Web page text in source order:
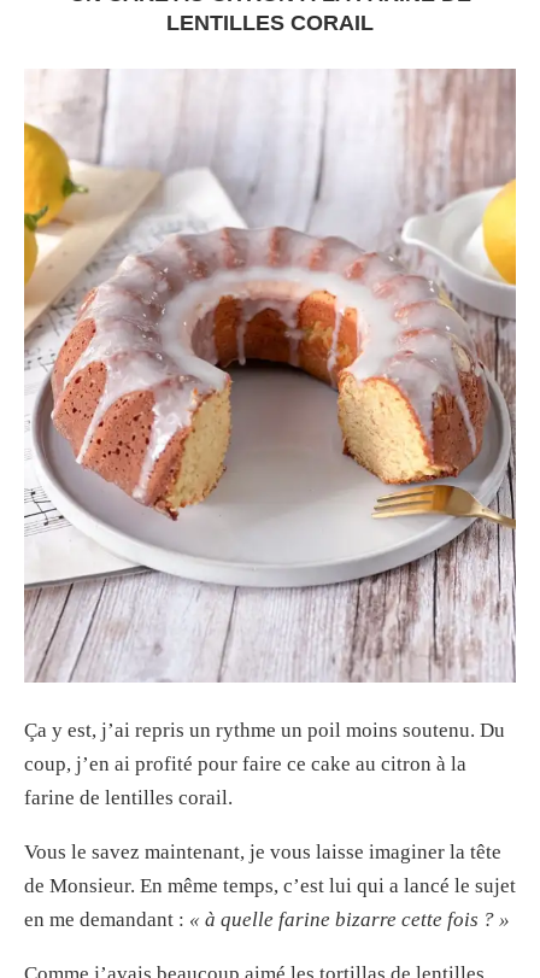
LENTILLES CORAIL
Ça y est, j’ai repris un rythme un poil moins soutenu. Du
coup, j’en ai profité pour faire ce cake au citron à la
farine de lentilles corail.
Vous le savez maintenant, je vous laisse imaginer la tête
de Monsieur. En même temps, c’est lui qui a lancé le sujet
en me demandant : « à quelle farine bizarre cette fois ? »